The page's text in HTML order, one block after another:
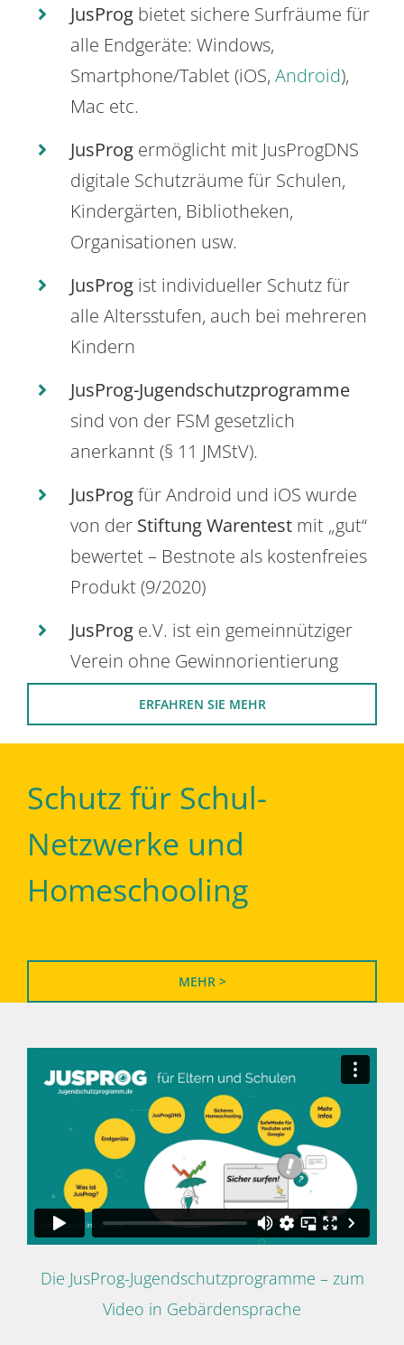
JusProg bietet sichere Surfräume für
alle Endgeräte: Windows,
Smartphone/Tablet (iOS, Android),
Mac etc.
JusProg ermöglicht mit JusProgDNS
digitale Schutzräume für Schulen,
Kindergärten, Bibliotheken,
Organisationen usw.
JusProg ist individueller Schutz für
alle Altersstufen, auch bei mehreren
Kindern
JusProg-Jugendschutzprogramme
sind von der FSM gesetzlich
anerkannt (§ 11 JMStV).
JusProgfür Android und iOS wurde
von der Stiftung Warentest mit „gut“
bewertet – Bestnote als kostenfreies
Produkt (9/2020)
JusProg e.V. ist ein gemeinnütziger
Verein ohne Gewinnorientierung
ERFAHREN SIE MEHR
Schutz für Schul-
Netzwerke und
Homeschooling
MEHR >
Die JusProg-Jugendschutzprogramme – zum
Video in Gebärdensprache